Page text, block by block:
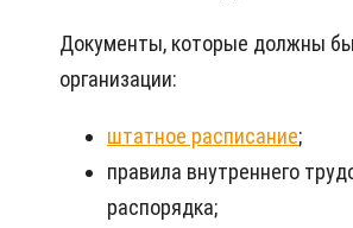
Документы, которые должны
организации:
штатное расписание;
правила внутреннего
распорядка;